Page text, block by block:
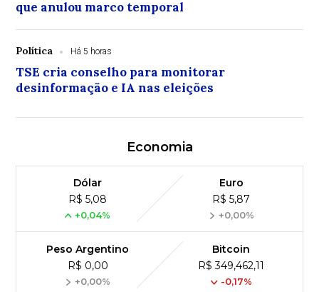
que anulou marco temporal
Política Há 5 horas
TSE cria conselho para monitorar
desinformação e IA nas eleições
Economia
Dólar
R$ 5,08
+0,04%
Euro
R$ 5,87
+0,00%
Peso Argentino
R$ 0,00
+0,00%
Bitcoin
R$ 349,462,11
-0,17%